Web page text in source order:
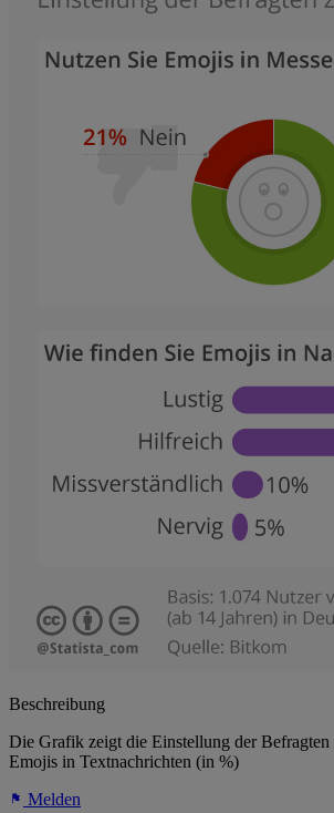
Beschreibung
Die Grafik zeigt die Einstellung der
Emojis in Textnachrichten (in %)
Melden